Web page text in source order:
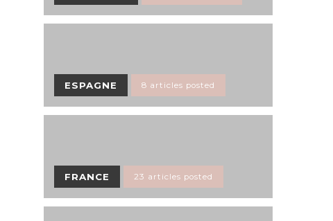
ESPAGNE 8 articles posted
FRANCE 23 articles posted